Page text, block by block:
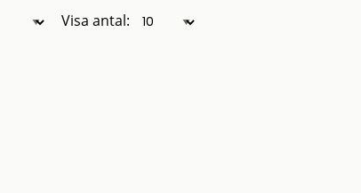
Visa antal: